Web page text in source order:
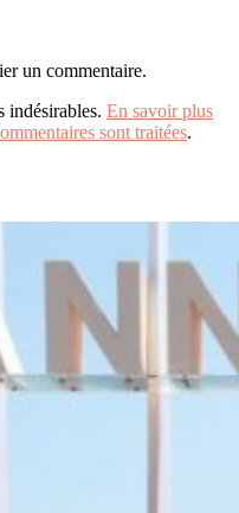
un commentaire.
indésirables. En savoir plus
sont traitées.